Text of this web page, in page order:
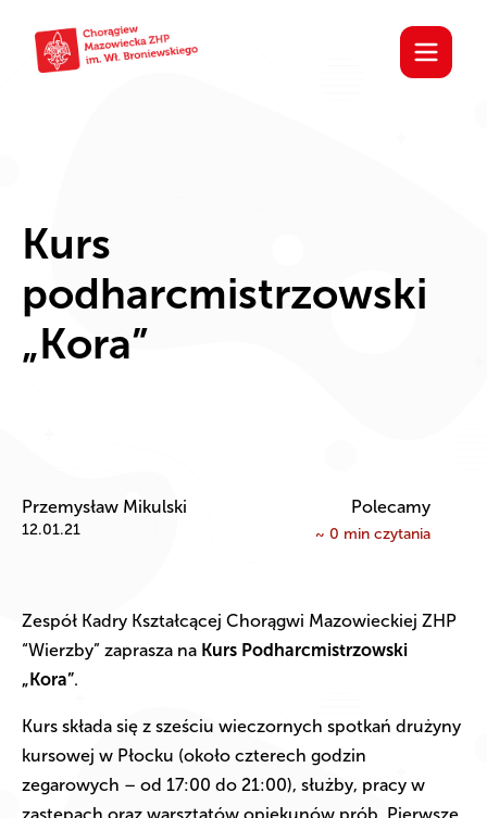
Kurs
podharcmistrzowski
„Kora”
Przemysław Mikulski
12.01.21
Polecamy
~ 0 min czytania
Zespół Kadry Kształcącej Chorągwi Mazowieckiej ZHP
“Wierzby” zaprasza na Kurs Podharcmistrzowski
„Kora”.
Kurs składa się z sześciu wieczornych spotkań drużyny
kursowej w Płocku (około czterech godzin
zegarowych – od 17:00 do 21:00), służby, pracy w